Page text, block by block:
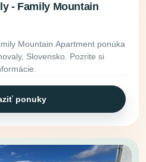
- Family Mountain
Mountain Apartment ponúka
Slovensko. Pozrite si
ponuky